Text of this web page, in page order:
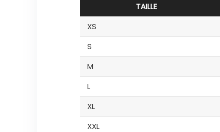
TAILLE
XS
S
M
L
XL
XXL